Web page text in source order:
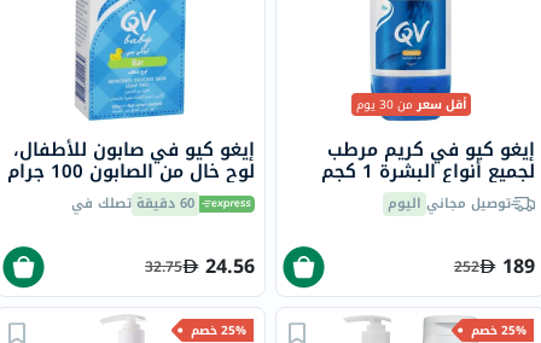
أقل سعرمن 30 يوم
إيغو كيو في كريم مرطب
لجميع أنواع البشرة 1 كجم
توصيل مجاني اليوم
189
252
إيغو كيو في صابون للأطفال،
لوح خالٍ من الصابون 100 جرام
60 دقيقة تصلك في
24.56
32.75
25% خصم 25% خصم